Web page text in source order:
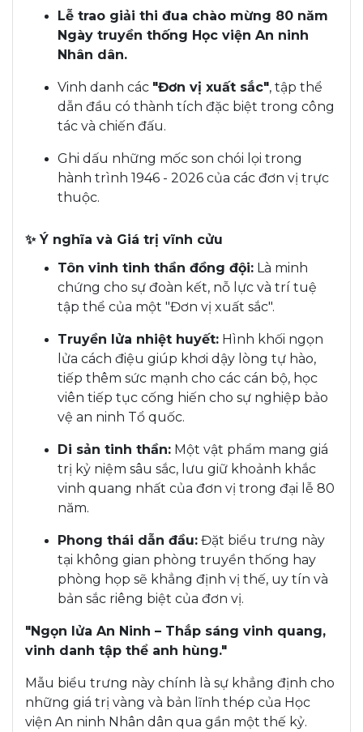
Lễ trao giải thi đua chào mừng 80 năm
Ngày truyền thống Học viện An ninh
Nhân dân.
Vinh danh các "Đơn vị xuất sắc", tập thể
dẫn đầu có thành tích đặc biệt trong công
tác và chiến đấu.
Ghi dấu những mốc son chói lọi trong
hành trình 1946 - 2026 của các đơn vị trực
thuộc.
✨ Ý nghĩa và Giá trị vĩnh cửu
Tôn vinh tinh thần đồng đội: Là minh
chứng cho sự đoàn kết, nỗ lực và trí tuệ
tập thể của một "Đơn vị xuất sắc".
Truyền lửa nhiệt huyết: Hình khối ngọn
lửa cách điệu giúp khơi dậy lòng tự hào,
tiếp thêm sức mạnh cho các cán bộ, học
viên tiếp tục cống hiến cho sự nghiệp bảo
vệ an ninh Tổ quốc.
Di sản tinh thần: Một vật phẩm mang giá
trị kỷ niệm sâu sắc, lưu giữ khoảnh khắc
vinh quang nhất của đơn vị trong đại lễ 80
năm.
Phong thái dẫn đầu: Đặt biểu trưng này
tại không gian phòng truyền thống hay
phòng họp sẽ khẳng định vị thế, uy tín và
bản sắc riêng biệt của đơn vị.
"Ngọn lửa An Ninh – Thắp sáng vinh quang,
vinh danh tập thể anh hùng."
Mẫu biểu trưng này chính là sự khẳng định cho
những giá trị vàng và bản lĩnh thép của Học
viện An ninh Nhân dân qua gần một thế kỷ.